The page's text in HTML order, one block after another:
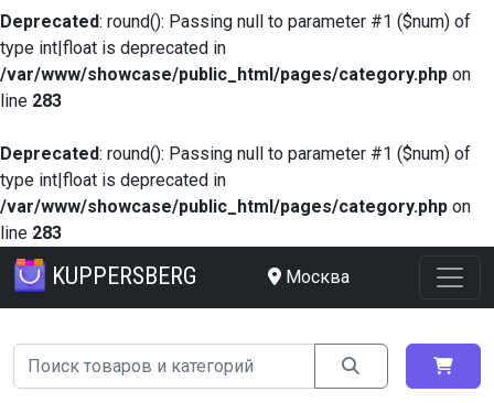
Deprecated: round(): Passing null to parameter #1 ($num) of
type int|float is deprecated in
/var/www/showcase/public_html/pages/category.php on
line 283
Deprecated: round(): Passing null to parameter #1 ($num) of
type int|float is deprecated in
/var/www/showcase/public_html/pages/category.php on
line 283
KUPPERSBERG Москва